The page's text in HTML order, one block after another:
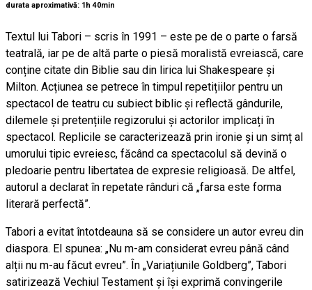
durata aproximativă: 1h 40min
Textul lui Tabori – scris în 1991 – este pe de o parte o farsă
teatrală, iar pe de altă parte o piesă moralistă evreiască, care
conține citate din Biblie sau din lirica lui Shakespeare și
Milton. Acțiunea se petrece în timpul repetițiilor pentru un
spectacol de teatru cu subiect biblic și reflectă gândurile,
dilemele și pretențiile regizorului și actorilor implicați în
spectacol. Replicile se caracterizează prin ironie și un simț al
umorului tipic evreiesc, făcând ca spectacolul să devină o
pledoarie pentru libertatea de expresie religioasă. De altfel,
autorul a declarat în repetate rânduri că „farsa este forma
literară perfectă”.
Tabori a evitat întotdeauna să se considere un autor evreu din
diaspora. El spunea: „Nu m-am considerat evreu până când
alții nu m-au făcut evreu”. În „Variațiunile Goldberg”, Tabori
satirizează Vechiul Testament și își exprimă convingerile